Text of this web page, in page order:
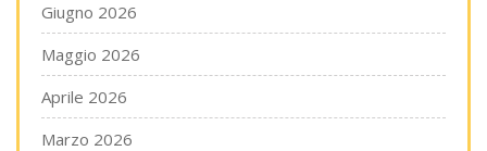
Giugno 2026
Maggio 2026
Aprile 2026
Marzo 2026